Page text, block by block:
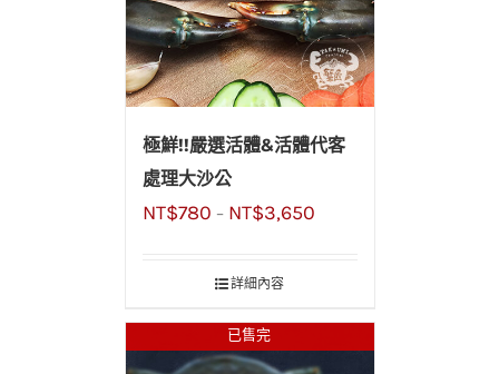
極鮮!!嚴選活體&活體代客
處理大沙公
NT$780 – NT$3,650
詳細內容
已售完